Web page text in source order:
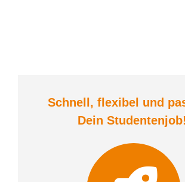
Schnell, flexibel und
Dein Studentenjob!